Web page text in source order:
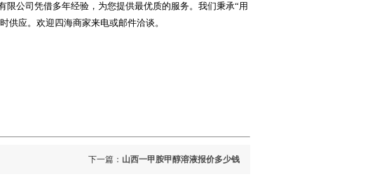
公司凭借多年经验，为您提供最优质的服务。我们秉承“用
供应。欢迎四海商家来电或邮件洽谈。
下一篇： 山西一甲胺甲醇溶液报价多少钱